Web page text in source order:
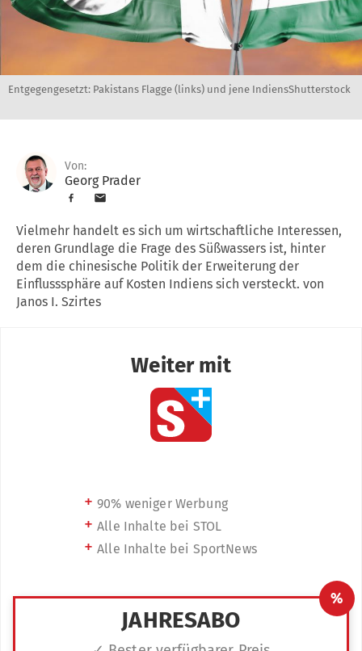
Entgegengesetzt: Pakistans Flagge (links) und jene IndiensShutterstock
Von:
Georg Prader
Vielmehr handelt es sich um wirtschaftliche Interessen,
deren Grundlage die Frage des Süßwassers ist, hinter
dem die chinesische Politik der Erweiterung der
Einflusssphäre auf Kosten Indiens sich versteckt. von
Janos I. Szirtes